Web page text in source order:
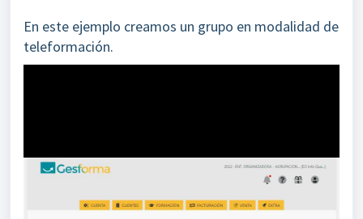
En este ejemplo creamos un grupo en modalidad de
teleformación.